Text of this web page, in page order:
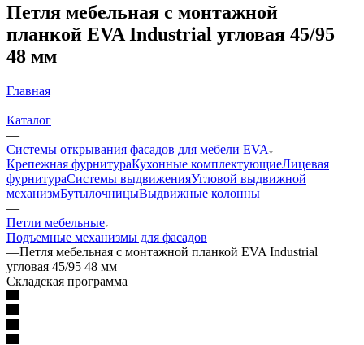
Петля мебельная с монтажной
планкой EVA Industrial угловая 45/95
48 мм
Главная
—
Каталог
—
Системы открывания фасадов для мебели EVA
Крепежная фурнитураКухонные комплектующиеЛицевая
фурнитураСистемы выдвиженияУгловой выдвижной
механизмБутылочницыВыдвижные колонны
—
Петли мебельные
Подъемные механизмы для фасадов
—Петля мебельная с монтажной планкой EVA Industrial
угловая 45/95 48 мм
Складская программа